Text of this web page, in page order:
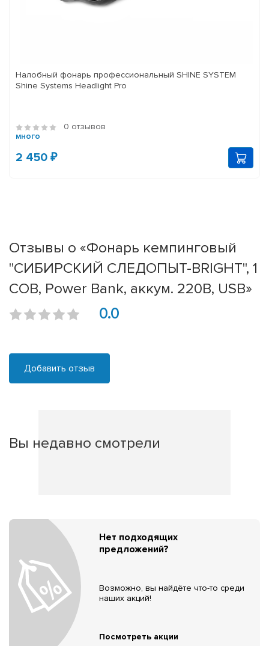
Налобный фонарь профессиональный SHINE SYSTEM
Shine Systems Headlight Pro
0 отзывов
много
2 450 ₽
Отзывы о «Фонарь кемпинговый
"СИБИРСКИЙ СЛЕДОПЫТ-BRIGHT", 1
COB, Power Bank, аккум. 220В, USB»
0.0
Добавить отзыв
Вы недавно смотрели
Нет подходящих
предложений?
Возможно, вы найдёте что-то среди
наших акций!
Посмотреть акции